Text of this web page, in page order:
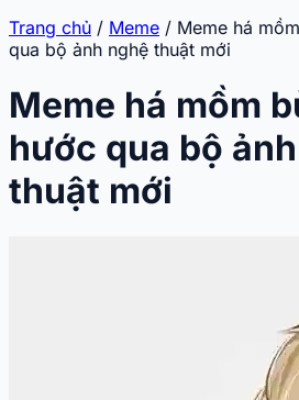
Trang chủ / Meme / Meme há
qua bộ ảnh nghệ thuật mới
Meme há mồm
hước qua bộ
thuật mới